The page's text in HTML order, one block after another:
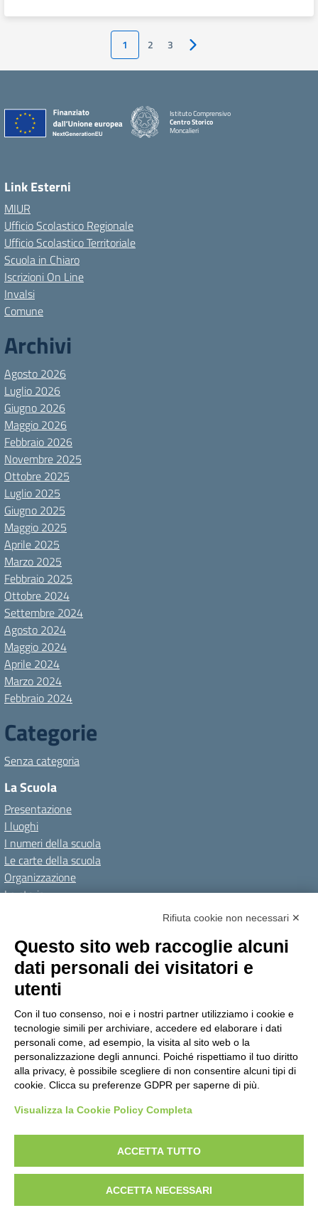
1 2 3 Pagina successiva
Istituto Comprensivo
Centro Storico
Moncalieri
Link Esterni
MIUR
Ufficio Scolastico Regionale
Ufficio Scolastico Territoriale
Scuola in Chiaro
Iscrizioni On Line
Invalsi
Comune
Archivi
Agosto 2026
Luglio 2026
Giugno 2026
Maggio 2026
Febbraio 2026
Novembre 2025
Ottobre 2025
Luglio 2025
Giugno 2025
Maggio 2025
Aprile 2025
Marzo 2025
Febbraio 2025
Ottobre 2024
Settembre 2024
Agosto 2024
Maggio 2024
Aprile 2024
Marzo 2024
Febbraio 2024
Categorie
Senza categoria
La Scuola
Presentazione
I luoghi
I numeri della scuola
Le carte della scuola
Organizzazione
La storia
Personale scolastico
Famiglie e studenti
Percorsi di studio
Offerta formativa
I progetti delle classi
Novità
Le notizie
Amministrazione TrasparenteAlbo onlinePrivacy Policy
Dichiarazione di accessibilitàObiettivi di accessibilità
Note legali
Concept & Design by Designers Italia
Rifiuta cookie non necessari ✕
Questo sito web raccoglie alcuni
dati personali dei visitatori e
utenti
Con il tuo consenso, noi e i nostri partner utilizziamo i cookie e
tecnologie simili per archiviare, accedere ed elaborare i dati
personali come, ad esempio, la visita al sito web o la
personalizzazione degli annunci. Poiché rispettiamo il tuo diritto
alla privacy, è possibile scegliere di non consentire alcuni tipi di
cookie. Clicca su preferenze GDPR per saperne di più.
Visualizza la Cookie Policy Completa
ACCETTA TUTTO
ACCETTA NECESSARI